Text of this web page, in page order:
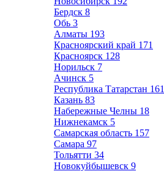
Бердск 8
Обь 3
Алматы 193
Красноярский край 171
Красноярск 128
Норильск 7
Ачинск 5
Республика Татарстан 161
Казань 83
Набережные Челны 18
Нижнекамск 5
Самарская область 157
Самара 97
Тольятти 34
Новокуйбышевск 9